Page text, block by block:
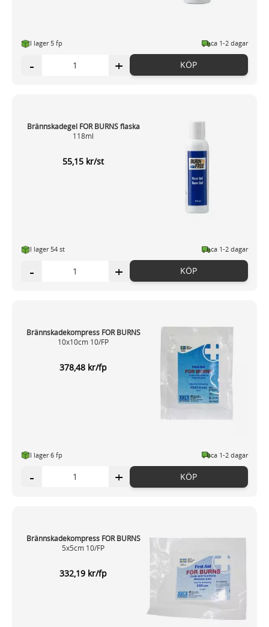
I lager 5 fp ca 1-2 dagar
- + KÖP
Brännskadegel FOR BURNS flaska
118ml
55,15 kr/st
I lager 54 st ca 1-2 dagar
- + KÖP
Brännskadekompress FOR BURNS
10x10cm 10/FP
378,48 kr/fp
I lager 6 fp ca 1-2 dagar
- + KÖP
Brännskadekompress FOR BURNS
5x5cm 10/FP
332,19 kr/fp